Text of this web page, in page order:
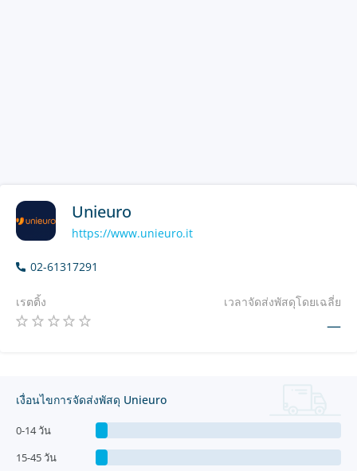
Unieuro
https://www.unieuro.it
02-61317291
เรตติ้ง เวลาจัดส่งพัสดุโดยเฉลี่ย
—
เงื่อนไขการจัดส่งพัสดุ Unieuro
0-14 วัน
15-45 วัน